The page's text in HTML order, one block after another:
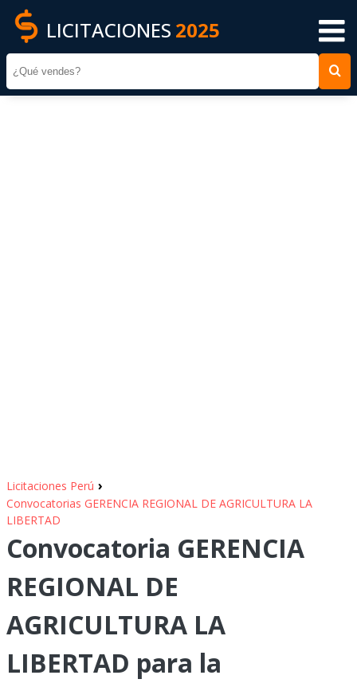
LICITACIONES 2025
Licitaciones Perú ›
Convocatorias GERENCIA REGIONAL DE AGRICULTURA LA
LIBERTAD
Convocatoria GERENCIA
REGIONAL DE
AGRICULTURA LA
LIBERTAD para la